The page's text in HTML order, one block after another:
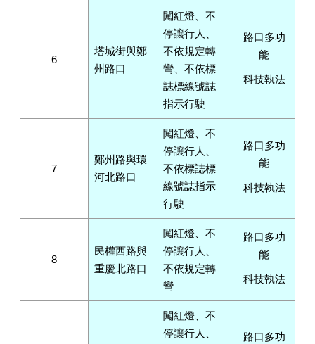
6
塔城街與鄭
州路口
闖紅燈、不
停讓行人、
不依規定轉
彎、不依標
誌標線號誌
指示行駛
路口多功
能
科技執法
7
鄭州路與環
河北路口
闖紅燈、不
停讓行人、
不依標誌標
線號誌指示
行駛
路口多功
能
科技執法
8
民權西路與
重慶北路口
闖紅燈、不
停讓行人、
不依規定轉
彎
路口多功
能
科技執法
闖紅燈、不
停讓行人、
路口多功